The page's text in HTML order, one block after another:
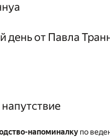
день от Павла
напоминалку по